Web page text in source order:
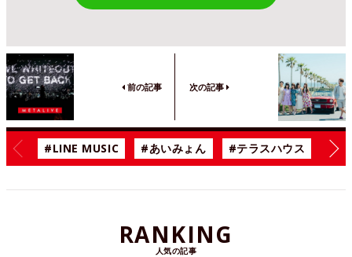
前の記事 次の記事
#LINE MUSIC #あいみょん #テラスハウス #漫
RANKING
人気の記事